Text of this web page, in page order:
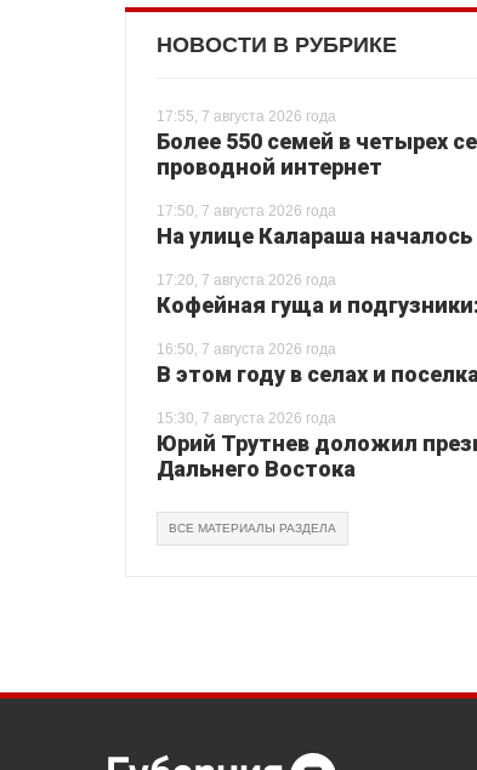
НОВОСТИ В РУБРИКЕ
17:55, 7 августа 2026 года
Более 550 семей в четырех
проводной интернет
17:50, 7 августа 2026 года
На улице Калараша началось
17:20, 7 августа 2026 года
Кофейная гуща и
16:50, 7 августа 2026 года
В этом году в селах и
15:30, 7 августа 2026 года
Юрий Трутнев доложил
Дальнего Востока
ВСЕ МАТЕРИАЛЫ РАЗДЕЛА